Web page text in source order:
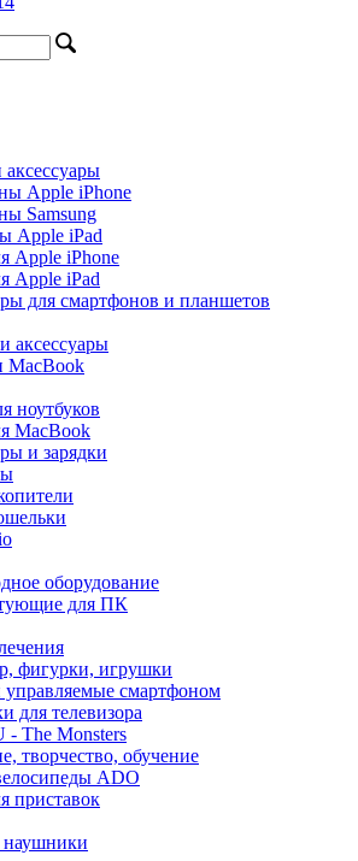
Apple iPhone
Samsung
Apple iPad
Apple iPhone
Apple iPad
для смартфонов и планшетов
аксессуары
MacBook
ноутбуков
MacBook
и зарядки
оборудование
для ПК
фигурки, игрушки
смартфоном
для телевизора
The Monsters
творчество, обучение
ADO
приставок
наушники